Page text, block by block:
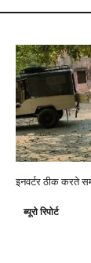
इनवर्टर ठीक करते
ब्यूरो रिपोर्ट